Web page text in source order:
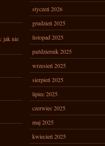
jak nie
styczeń 2026
grudzień 2025
listopad 2025
październik 2025
wrzesień 2025
sierpień 2025
lipiec 2025
czerwiec 2025
maj 2025
kwiecień 2025